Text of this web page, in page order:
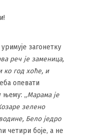
загонетку
реч је заменица,
ко год хоће, и
опевати
њему: „Марама је
зелено
Бело једро
четири боје, а не